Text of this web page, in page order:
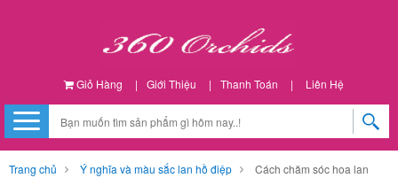
Giỏ Hàng | Giới Thiệu | Thanh Toán | Liên Hệ
Trang chủ Ý nghĩa và màu sắc lan hồ điệp
Cách chăm sóc hoa lan